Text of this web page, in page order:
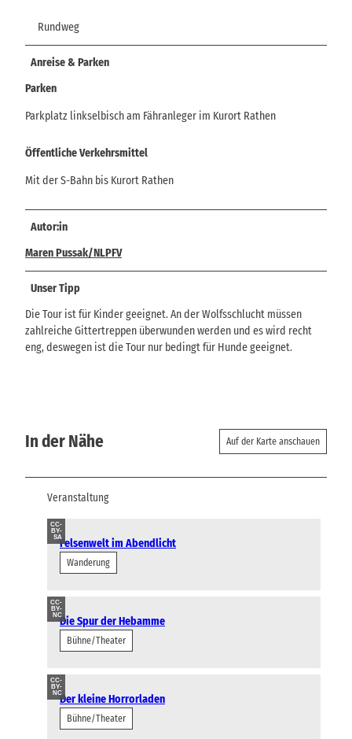
Rundweg
Anreise & Parken
Parken
Parkplatz linkselbisch am Fähranleger im Kurort Rathen
Öffentliche Verkehrsmittel
Mit der S-Bahn bis Kurort Rathen
Autor:in
Maren Pussak/NLPFV
Unser Tipp
Die Tour ist für Kinder geeignet. An der Wolfsschlucht müssen
zahlreiche Gittertreppen überwunden werden und es wird recht
eng, deswegen ist die Tour nur bedingt für Hunde geeignet.
In der Nähe Auf der Karte anschauen
Veranstaltung
CC-
BY-
SAFelsenwelt im Abendlicht
Wanderung
CC-
BY-
NCDie Spur der Hebamme
Bühne/Theater
CC-
BY-
NCDer kleine Horrorladen
Bühne/Theater